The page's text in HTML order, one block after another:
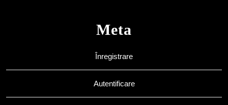
Meta
Înregistrare
Autentificare